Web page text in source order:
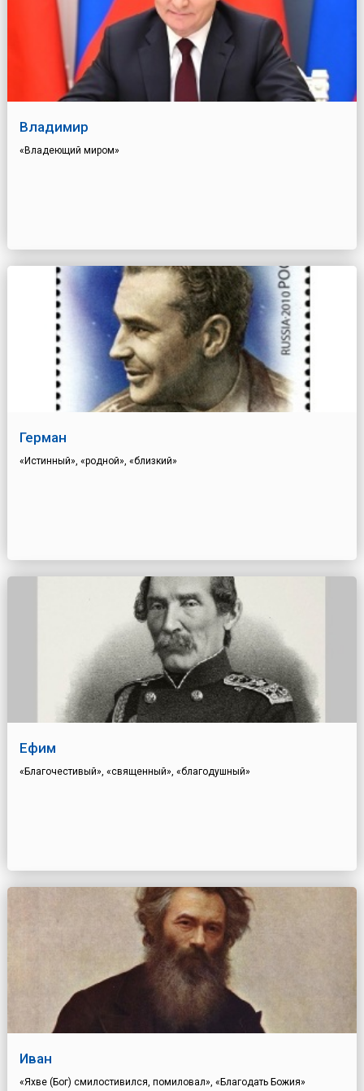
Владимир
«Владеющий миром»
Герман
«Истинный», «родной», «близкий»
Ефим
«Благочестивый», «священный», «благодушный»
Иван
«Яхве (Бог) смилостивился, помиловал», «Благодать Божия»